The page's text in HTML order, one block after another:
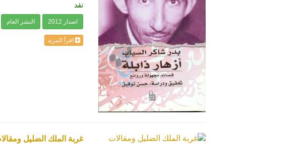
نفد
اصدار 2012 النشر العام
اقرأ المزيد
غربة الملك الضليل